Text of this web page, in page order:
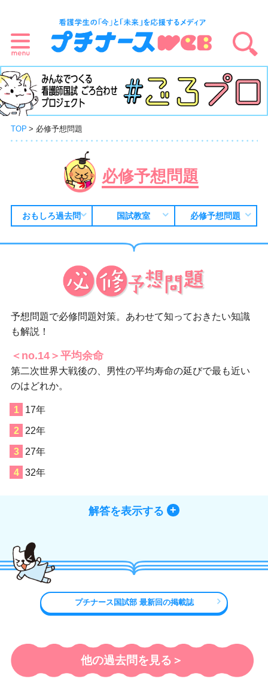
TOP 必修予想問題
必修予想問題
おもしろ過去問 国試教室 必修予想問題
予想問題で必修問題対策。あわせて知っておきたい知識
も解説！
＜no.14＞平均余命
第二次世界大戦後の、男性の平均寿命の延びで最も近い
のはどれか。
17年
22年
27年
32年
解答を表示する
プチナース国試部 最新回の掲載誌
他の過去問を見る＞